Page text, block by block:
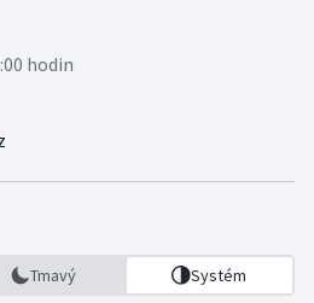
hodin
Tmavý Systém